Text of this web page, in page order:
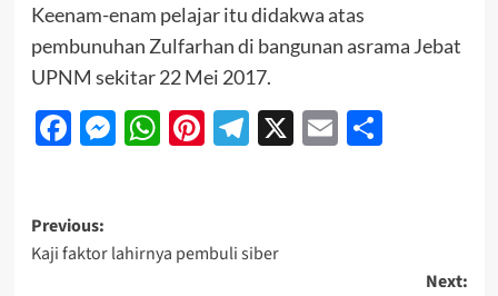
Keenam-enam pelajar itu didakwa atas
pembunuhan Zulfarhan di bangunan asrama Jebat
UPNM sekitar 22 Mei 2017.
Facebook
Messenger
WhatsApp
Pinterest
Telegram
X EmailShare
Previous:
Kaji faktor lahirnya pembuli siber
Next: